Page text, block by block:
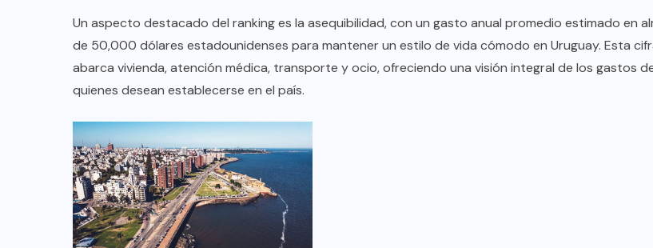
Un aspecto destacado del ranking es la asequibilidad, con un gasto anual promedio estimado en
de 50,000 dólares estadounidenses para mantener un estilo de vida cómodo en Uruguay. Esta
abarca vivienda, atención médica, transporte y ocio, ofreciendo una visión integral de los gastos
quienes desean establecerse en el país.
NOTICIAS
EL FIN DEL MILAGRO BOHEMIO:
TULUM EN BANCARROTA
DE PLANEACIÓN
JUNIO 24, 2026